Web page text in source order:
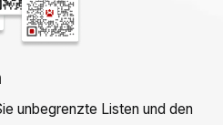
unbegrenzte Listen und den